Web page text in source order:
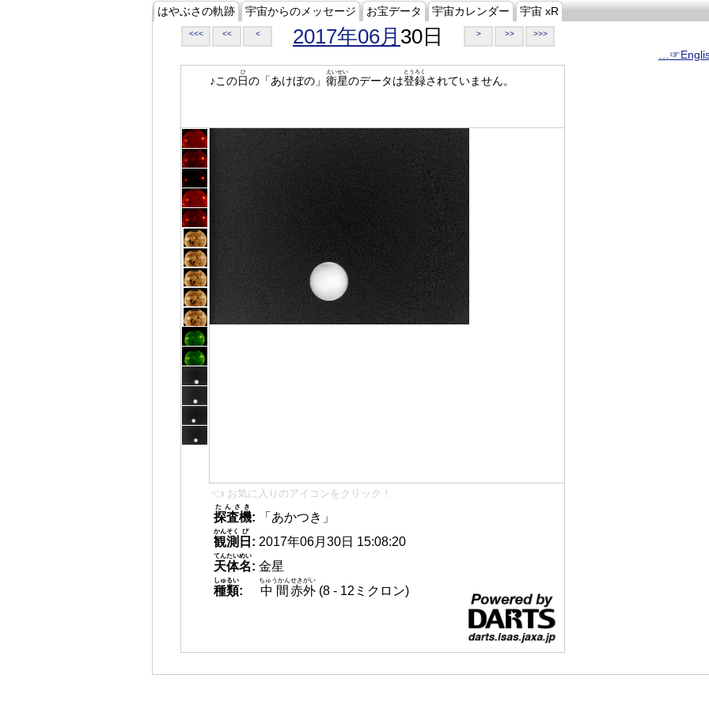
はやぶさの軌跡 宇宙からのメッセージ お宝データ 宇宙カレンダー 宇宙 xR
<<< << < 2017年06月 30日 > >> >>>
♪この日
ひ
の「あけぼの」 衛星
えいせい
のデータは登録
とうろく
されていません。
👈 お気に入りのアイコンをクリック！
探査機
たんさき
:
「あかつき」
観測
かんそく
日
び
: 2017年06月30日 15:08:20
天体名
てんたいめい
: 金星
種類
しゅるい
: 中間
ちゅうかん
赤外
せきがい
(8 - 12ミクロン)